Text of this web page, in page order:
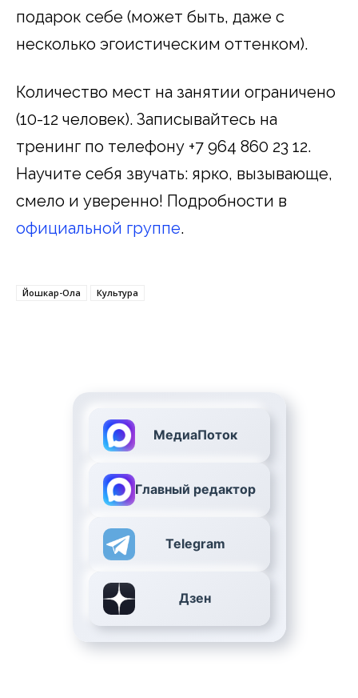
подарок себе (может быть, даже с
несколько эгоистическим оттенком).
Количество мест на занятии ограничено
(10-12 человек). Записывайтесь на
тренинг по телефону +7 964 860 23 12.
Научите себя звучать: ярко, вызывающе,
смело и уверенно! Подробности в
официальной группе.
Йошкар-Ола Культура
МедиаПоток
Главный редактор
Telegram
Дзен